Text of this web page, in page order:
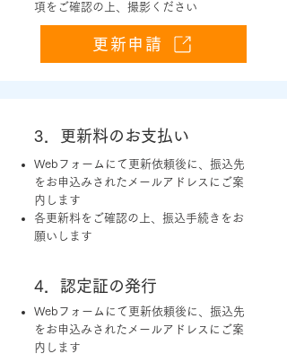
項をご確認の上、撮影ください
更新申請
3．更新料のお支払い
Webフォームにて更新依頼後に、振込先
をお申込みされたメールアドレスにご案
内します
各更新料をご確認の上、振込手続きをお
願いします
4．認定証の発行
Webフォームにて更新依頼後に、振込先
をお申込みされたメールアドレスにご案
内します